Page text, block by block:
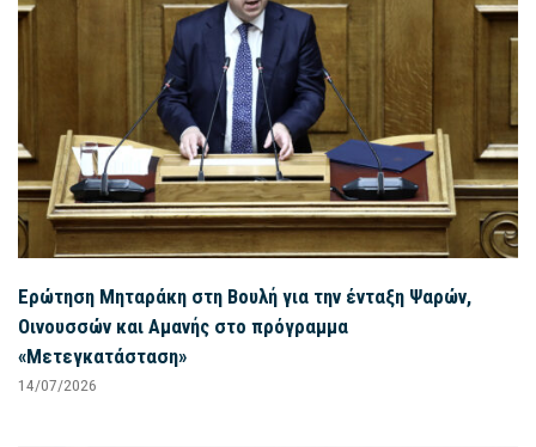
Ερώτηση Μηταράκη στη Βουλή για την ένταξη Ψαρών,
Οινουσσών και Αμανής στο πρόγραμμα
«Μετεγκατάσταση»
14/07/2026